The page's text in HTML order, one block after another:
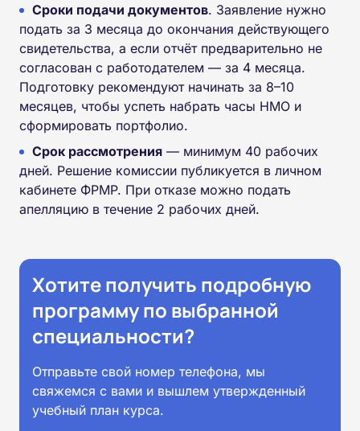
Сроки подачи документов. Заявление нужно
подать за 3 месяца до окончания действующего
свидетельства, а если отчёт предварительно не
согласован с работодателем — за 4 месяца.
Подготовку рекомендуют начинать за 8–10
месяцев, чтобы успеть набрать часы НМО и
сформировать портфолио.
Срок рассмотрения — минимум 40 рабочих
дней. Решение комиссии публикуется в личном
кабинете ФРМР. При отказе можно подать
апелляцию в течение 2 рабочих дней.
Хотите получить подробную
программу по выбранной
специальности?
Отправьте свой номер телефона, мы
свяжемся с вами и вышлем утвержденный
учебный план курса.